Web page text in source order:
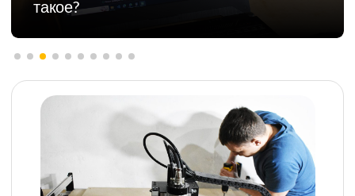
такое?